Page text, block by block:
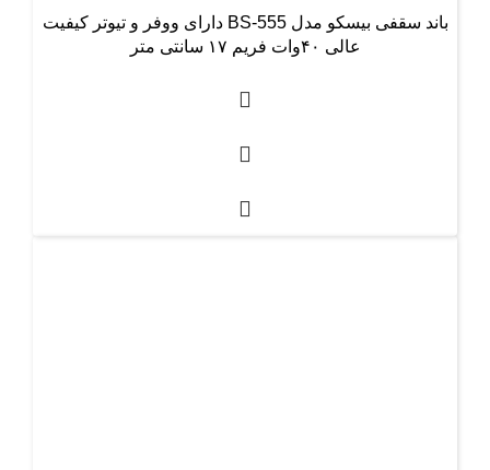
باند سقفی بیسکو مدل BS-555 دارای ووفر و تیوتر کیفیت
عالی ۴۰وات فریم ۱۷ سانتی متر